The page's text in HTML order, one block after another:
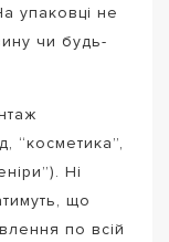
упаковці не
чи будь-
“косметика”,
Ні
що
по всій